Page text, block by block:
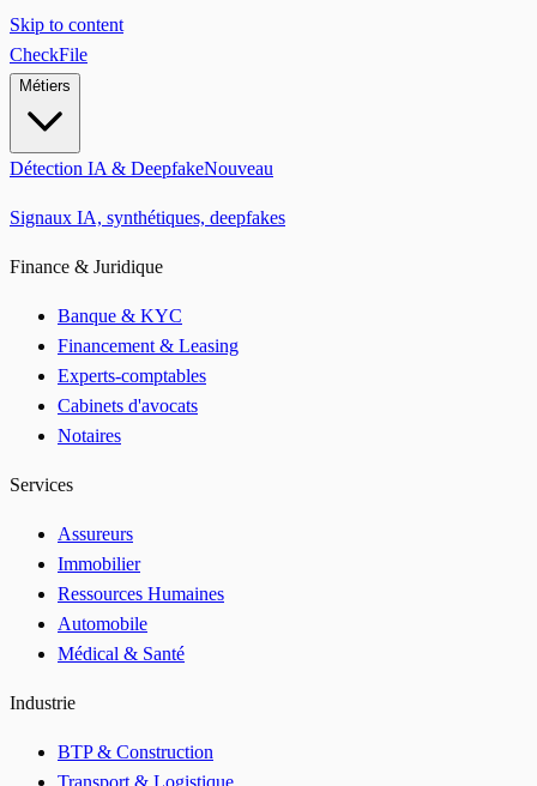
Skip to content
CheckFile
Métiers
Détection IA & DeepfakeNouveau
Signaux IA, synthétiques, deepfakes
Finance & Juridique
Banque & KYC
Financement & Leasing
Experts-comptables
Cabinets d'avocats
Notaires
Services
Assureurs
Immobilier
Ressources Humaines
Automobile
Médical & Santé
Industrie
BTP & Construction
Transport & Logistique